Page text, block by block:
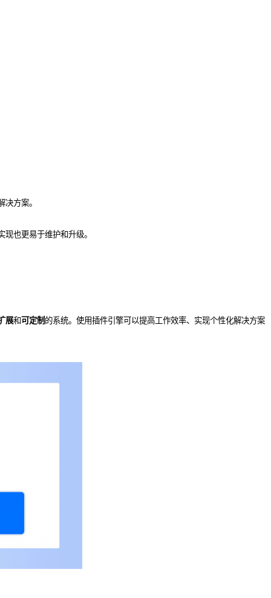
方案。
也更易于维护和升级。
展和 可定制 的系统。使用插件引擎可以提高工作效率、实现个性化解决方案